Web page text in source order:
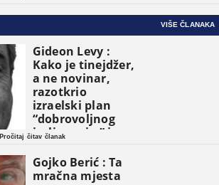
VIŠE ČLANAKA
Gideon Levy :
Kako je tinejdžer,
a ne novinar,
razotkrio
izraelski plan
“dobrovoljnog
iseljavanja ” iz
Gaze
Pročitaj čitav članak
Gojko Berić : Ta
mračna mjesta